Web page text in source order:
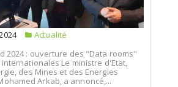
Actualité
2024 : ouverture des "Data rooms"
Le ministre d'Etat,
des Mines et des Energies
Arkab, a annoncé,...